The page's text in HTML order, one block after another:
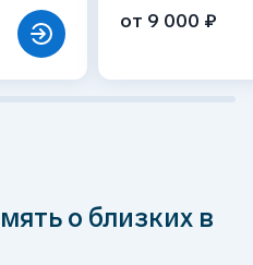
ВХО-016
от 9 000 ₽
о близких в